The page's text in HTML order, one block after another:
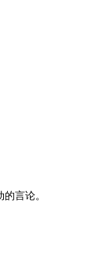
言论。